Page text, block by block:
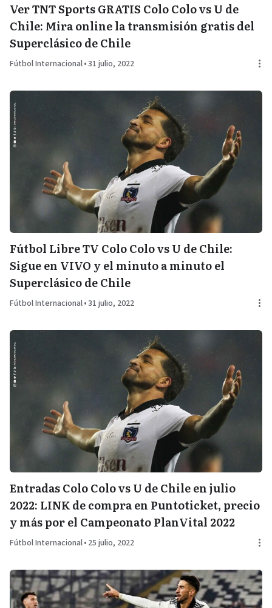
Ver TNT Sports GRATIS Colo Colo vs U de
Chile: Mira online la transmisión gratis del
Superclásico de Chile
Fútbol Internacional•31 julio, 2022
Fútbol Libre TV Colo Colo vs U de Chile:
Sigue en VIVO y el minuto a minuto el
Superclásico de Chile
Fútbol Internacional•31 julio, 2022
Entradas Colo Colo vs U de Chile en julio
2022: LINK de compra en Puntoticket, precio
y más por el Campeonato PlanVital 2022
Fútbol Internacional• 25 julio, 2022